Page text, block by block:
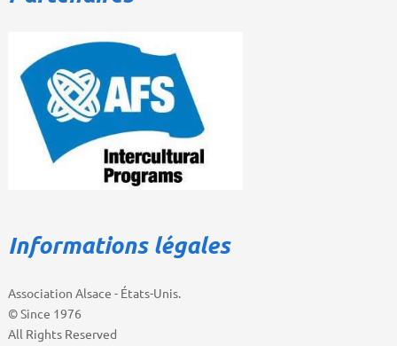
Informations légales
Association Alsace - États-Unis.
© Since 1976
All Rights Reserved